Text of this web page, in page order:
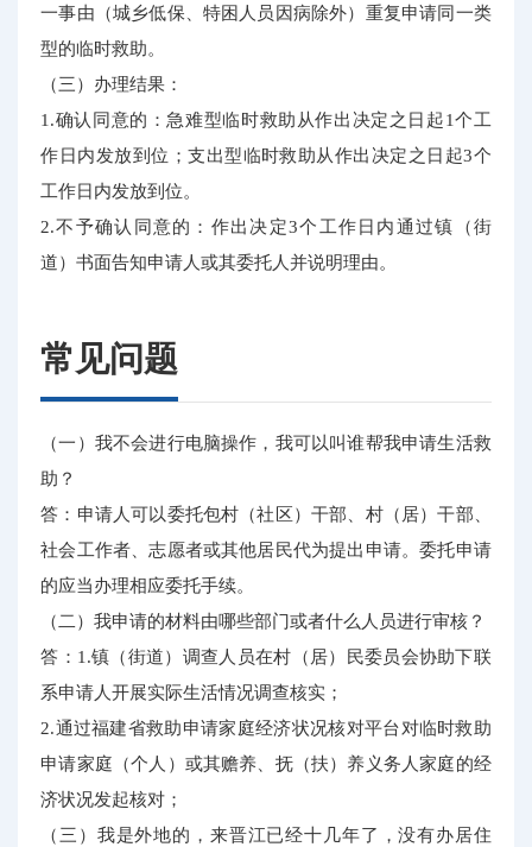
一事由（城乡低保、特困人员因病除外）重复申请同一类
型的临时救助。
（三）办理结果：
1.确认同意的：急难型临时救助从作出决定之日起1个工
作日内发放到位；支出型临时救助从作出决定之日起3个
工作日内发放到位。
2.不予确认同意的：作出决定3个工作日内通过镇（街
道）书面告知申请人或其委托人并说明理由。
常见问题
（一）我不会进行电脑操作，我可以叫谁帮我申请生活救
助？
答：申请人可以委托包村（社区）干部、村（居）干部、
社会工作者、志愿者或其他居民代为提出申请。委托申请
的应当办理相应委托手续。
（二）我申请的材料由哪些部门或者什么人员进行审核？
答：1.镇（街道）调查人员在村（居）民委员会协助下联
系申请人开展实际生活情况调查核实；
2.通过福建省救助申请家庭经济状况核对平台对临时救助
申请家庭（个人）或其赡养、抚（扶）养义务人家庭的经
济状况发起核对；
（三）我是外地的，来晋江已经十几年了，没有办居住